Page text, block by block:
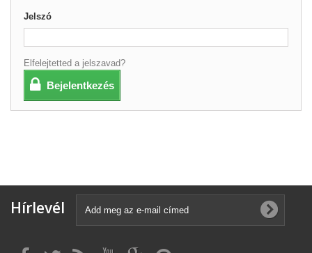
Jelszó
Elfelejtetted a jelszavad?
Bejelentkezés
Hírlevél